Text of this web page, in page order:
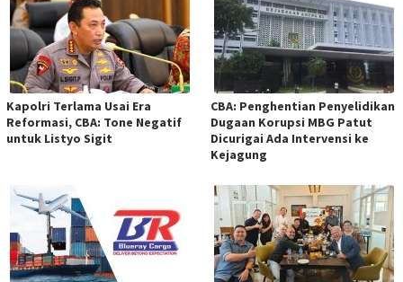
Kapolri Terlama Usai Era
Reformasi, CBA: Tone Negatif
untuk Listyo Sigit
CBA: Penghentian Penyelidikan
Dugaan Korupsi MBG Patut
Dicurigai Ada Intervensi ke
Kejagung